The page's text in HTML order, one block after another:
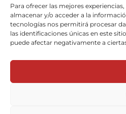
Para ofrecer las mejores
almacenar y/o acceder a la
tecnologías nos permitirá procesar
las identificaciones únicas en este
puede afectar negativamente a